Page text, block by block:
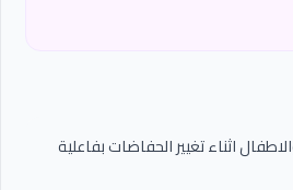
اثناء تغيير الحفاضات بفاعلية